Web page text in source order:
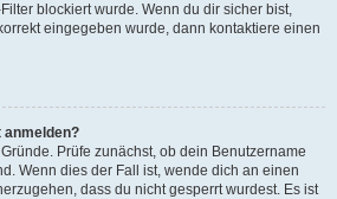
blockiert wurde. Wenn du dir sicher bist,
eingegeben wurde, dann kontaktiere einen
anmelden?
Prüfe zunächst, ob dein Benutzername
Wenn dies der Fall ist, wende dich an einen
dass du nicht gesperrt wurdest. Es ist